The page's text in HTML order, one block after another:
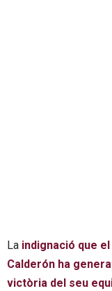
La indignació que
Calderón ha
victòria del seu